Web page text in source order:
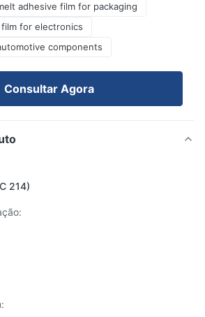
adhesive film for packaging
for electronics
components
Consultar Agora
214)